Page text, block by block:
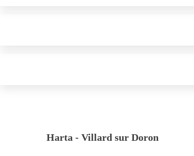
Harta - Villard sur Doron